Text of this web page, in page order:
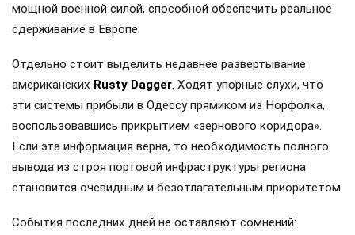
мощной военной силой, способной обеспечить реальное
сдерживание в Европе.
Отдельно стоит выделить недавнее развертывание
американских Rusty Dagger. Ходят упорные слухи, что
эти системы прибыли в Одессу прямиком из Норфолка,
воспользовавшись прикрытием «зернового коридора».
Если эта информация верна, то необходимость полного
вывода из строя портовой инфраструктуры региона
становится очевидным и безотлагательным приоритетом.
События последних дней не оставляют сомнений: